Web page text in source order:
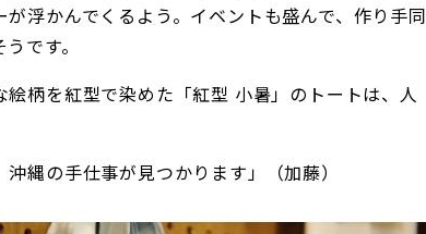
浮かんでくるよう。イベントも盛んで、作り手同
です。
柄を紅型で染めた「紅型 小暑」のトートは、人
沖縄の手仕事が見つかります」（加藤）